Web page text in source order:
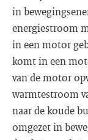
in
energiestroom
in een motor
komt in een
van de motor
warmtestroom
naar de koude
omgezet in